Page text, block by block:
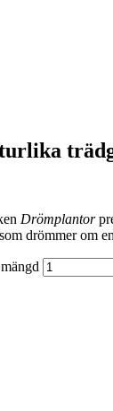
Drömplantor
drömmer om